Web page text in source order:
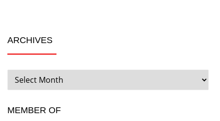
ARCHIVES
ARCHIVES
MEMBER OF